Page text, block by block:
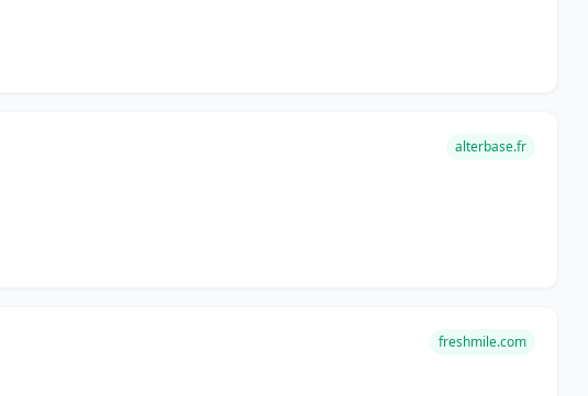
alterbase.fr
freshmile.com